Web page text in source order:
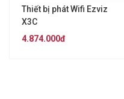
Thiết bị phát Wifi Ezviz
X3C
4.874.000đ